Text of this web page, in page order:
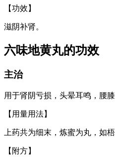
【功效】
滋阴补肾。
六味地黄丸的功效
主治
用于肾阴亏损，头晕耳鸣，腰
【用量用法】
上药共为细末，炼蜜为丸，如
【附方】